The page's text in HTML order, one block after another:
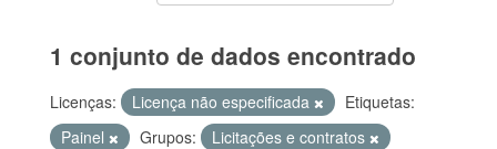
1 conjunto de dados encontrado
Licenças: Licença não especificada
Etiquetas:
Painel
Grupos:
Licitações e contratos